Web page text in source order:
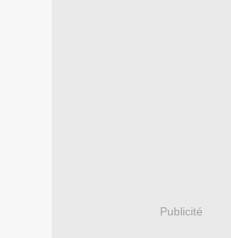
Publicité